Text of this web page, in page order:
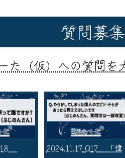
質問募集
た（仮）への質問を
2024.11.17Q17 「偉